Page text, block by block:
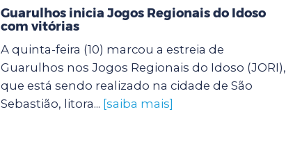
Guarulhos inicia Jogos Regionais do Idoso
com vitórias
A quinta-feira (10) marcou a estreia de
Guarulhos nos Jogos Regionais do Idoso (JORI),
que está sendo realizado na cidade de São
Sebastião, litora... [saiba mais]